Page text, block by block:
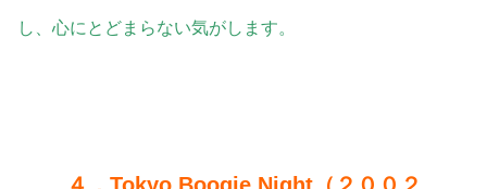
し、心にとどまらない気がします。